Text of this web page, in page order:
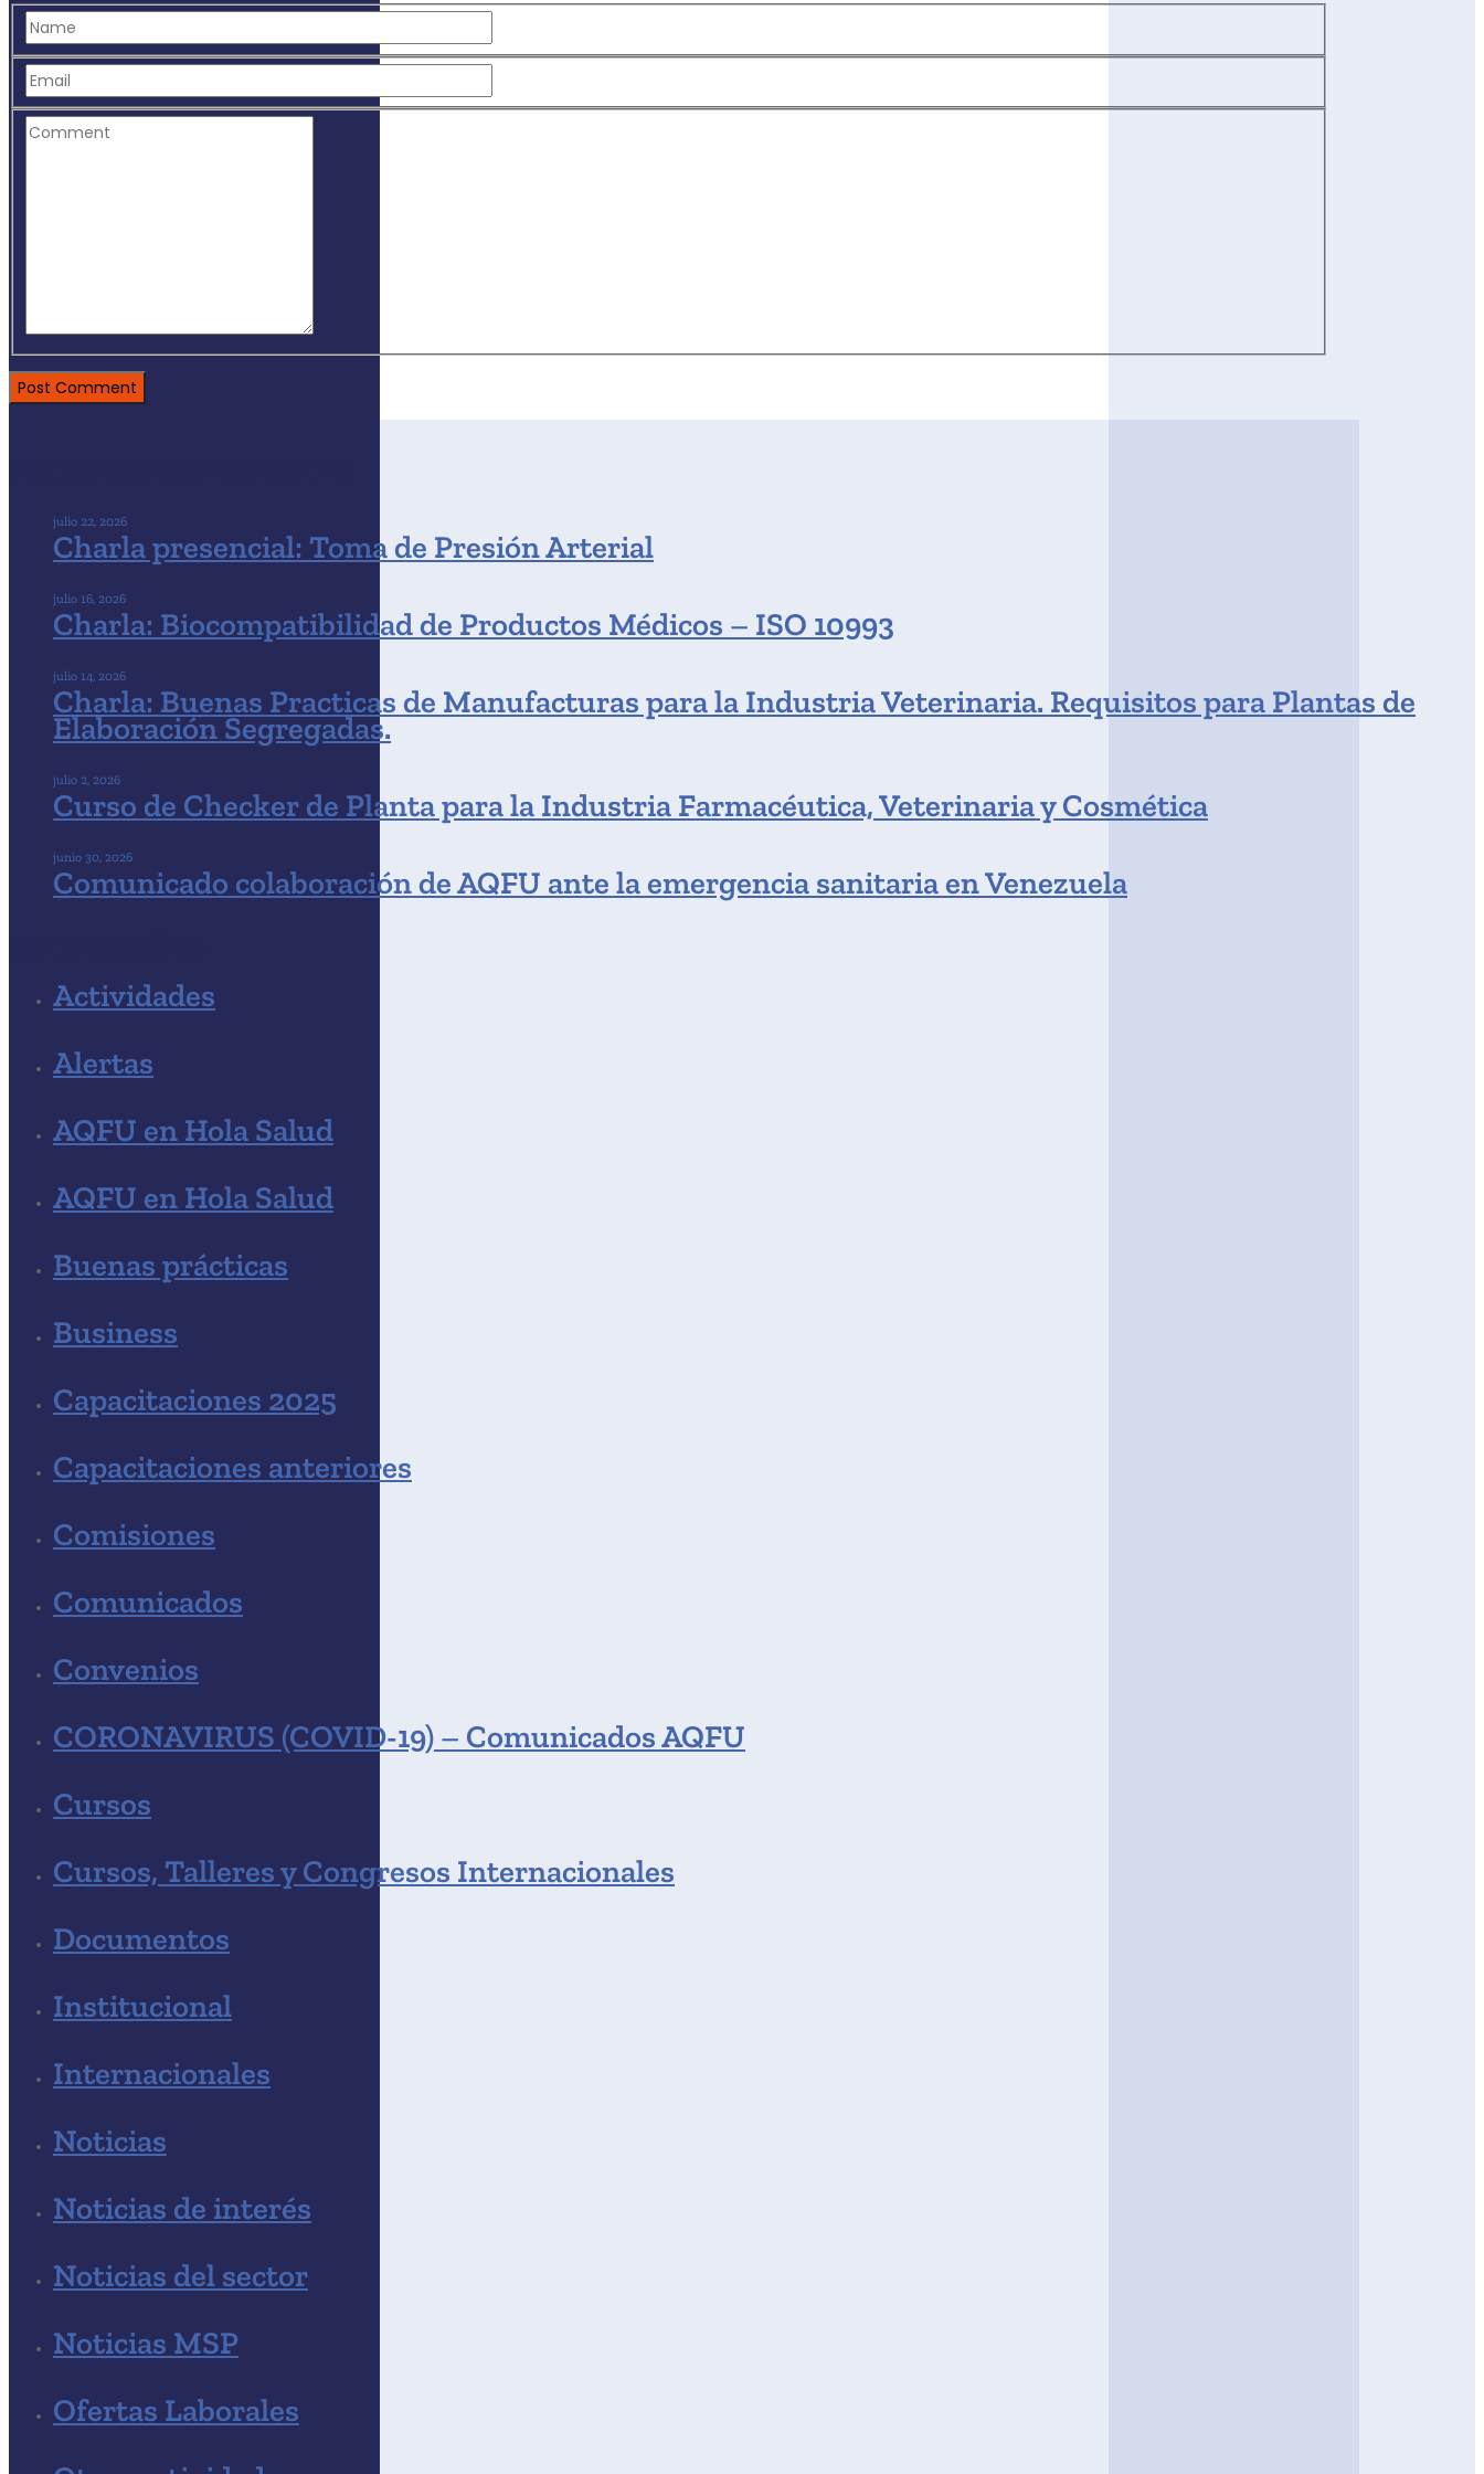
Charla presencial: Toma de Presión Arterial
julio 22, 2026
Charla: Biocompatibilidad de Productos Médicos – ISO 10993
julio 16, 2026
Charla: Buenas Practicas de Manufacturas para la Industria Veterinaria. Requisitos para Plantas de
Elaboración Segregadas.
julio 14, 2026
Curso de Checker de Planta para la Industria Farmacéutica, Veterinaria y Cosmética
julio 2, 2026
Comunicado colaboración de AQFU ante la emergencia sanitaria en Venezuela
junio 30, 2026
Actividades
Alertas
AQFU en Hola Salud
AQFU en Hola Salud
Buenas prácticas
Business
Capacitaciones 2025
Capacitaciones anteriores
Comisiones
Comunicados
Convenios
CORONAVIRUS (COVID-19) – Comunicados AQFU
Cursos
Cursos, Talleres y Congresos Internacionales
Documentos
Institucional
Internacionales
Noticias
Noticias de interés
Noticias del sector
Noticias MSP
Ofertas Laborales